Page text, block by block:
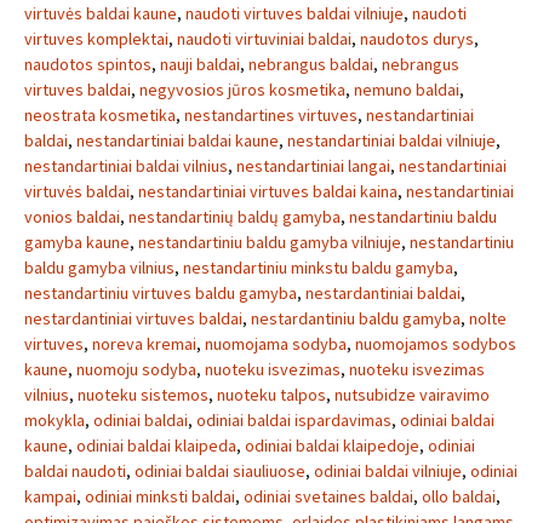
virtuvės baldai kaune, naudoti virtuves baldai vilniuje, naudoti
virtuves komplektai, naudoti virtuviniai baldai, naudotos durys,
naudotos spintos, nauji baldai, nebrangus baldai, nebrangus
virtuves baldai, negyvosios jūros kosmetika, nemuno baldai,
neostrata kosmetika, nestandartines virtuves, nestandartiniai
baldai, nestandartiniai baldai kaune, nestandartiniai baldai vilniuje,
nestandartiniai baldai vilnius, nestandartiniai langai, nestandartiniai
virtuvės baldai, nestandartiniai virtuves baldai kaina, nestandartiniai
vonios baldai, nestandartinių baldų gamyba, nestandartiniu baldu
gamyba kaune, nestandartiniu baldu gamyba vilniuje, nestandartiniu
baldu gamyba vilnius, nestandartiniu minkstu baldu gamyba,
nestandartiniu virtuves baldu gamyba, nestardantiniai baldai,
nestardantiniai virtuves baldai, nestardantiniu baldu gamyba, nolte
virtuves, noreva kremai, nuomojama sodyba, nuomojamos sodybos
kaune, nuomoju sodyba, nuoteku isvezimas, nuoteku isvezimas
vilnius, nuoteku sistemos, nuoteku talpos, nutsubidze vairavimo
mokykla, odiniai baldai, odiniai baldai ispardavimas, odiniai baldai
kaune, odiniai baldai klaipeda, odiniai baldai klaipedoje, odiniai
baldai naudoti, odiniai baldai siauliuose, odiniai baldai vilniuje, odiniai
kampai, odiniai minksti baldai, odiniai svetaines baldai, ollo baldai,